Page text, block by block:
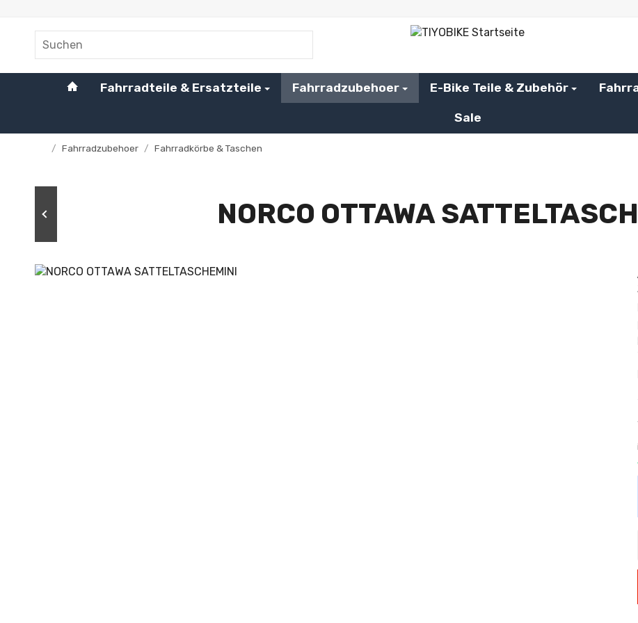
#custom.linkHome#
Fahrradteile & Ersatzteile Fahrradzubehoer E-Bike Teile & Zubehör
Sale
/ Fahrradzubehoer / Fahrradkörbe & Taschen
NORCO OTTAWA